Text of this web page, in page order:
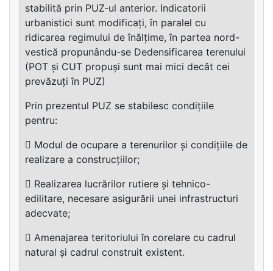
stabilită prin PUZ-ul anterior. Indicatorii
urbanistici sunt modificați, în paralel cu
ridicarea regimului de înălțime, în partea nord-
vestică propunându-se Dedensificarea terenului
(POT și CUT propuși sunt mai mici decât cei
prevăzuți în PUZ)
Prin prezentul PUZ se stabilesc condițiile
pentru:
 Modul de ocupare a terenurilor și condițiile de
realizare a construcțiilor;
 Realizarea lucrărilor rutiere și tehnico-
edilitare, necesare asigurării unei infrastructuri
adecvate;
 Amenajarea teritoriului în corelare cu cadrul
natural și cadrul construit existent.